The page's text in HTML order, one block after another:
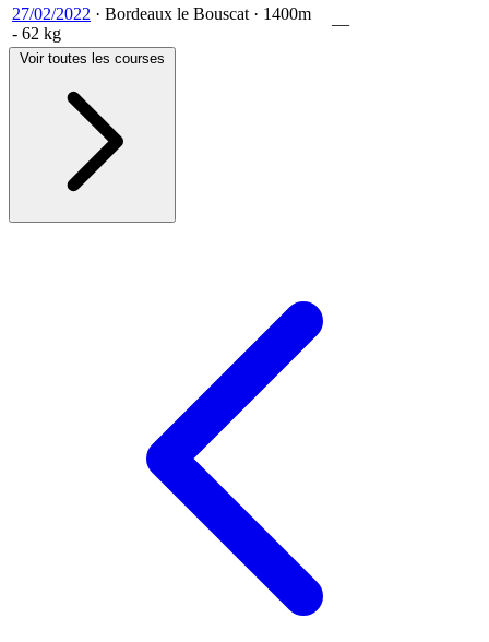
27/02/2022 · Bordeaux le Bouscat · 1400m
- 62 kg
—
Voir toutes les courses